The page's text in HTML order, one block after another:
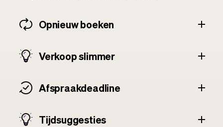
Opnieuw boeken
Verkoop slimmer
Afspraakdeadline
Tijdsuggesties